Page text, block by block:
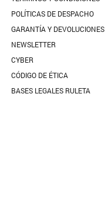
POLÍTICAS DE DESPACHO
GARANTÍA Y DEVOLUCIONES
NEWSLETTER
CYBER
CÓDIGO DE ÉTICA
BASES LEGALES RULETA